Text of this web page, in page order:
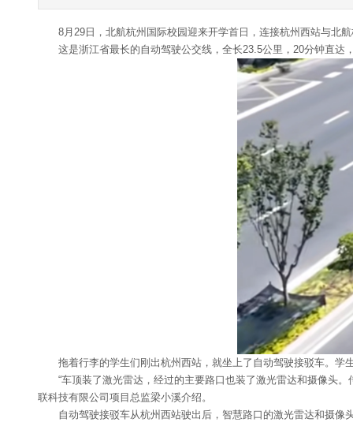
8月29日，北航杭州国际校园迎来开学首日，连接杭州西站与北
这是浙江省最长的自动驾驶公交线，全长23.5公里，20分钟直达
拖着行李的学生们刚出杭州西站，就坐上了自动驾驶接驳车。学生
“车顶装了激光雷达，经过的主要路口也装了激光雷达和摄像头。
联科技有限公司项目总监梁小溪介绍。
自动驾驶接驳车从杭州西站驶出后，智慧路口的激光雷达和摄像头